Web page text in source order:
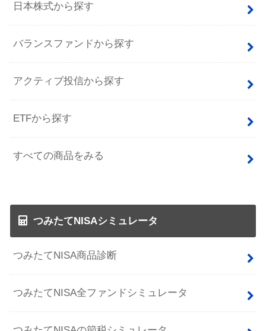
日本株式から探す
バランスファンドから探す
アクティブ投信から探す
ETFから探す
すべての商品をみる
つみたてNISAシミュレータ
つみたてNISA商品診断
つみたてNISA全ファンドシミュレータ